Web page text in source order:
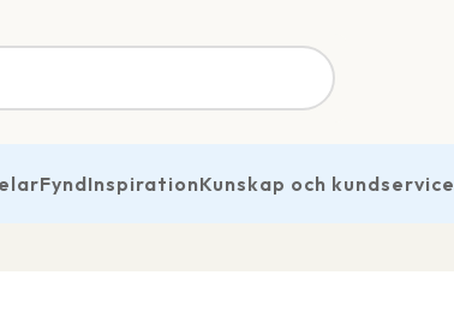
FyndInspirationKunskap och kundservice